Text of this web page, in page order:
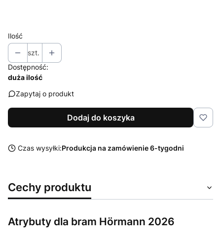
Ilość
szt.
Dostępność:
duża ilość
Zapytaj o produkt
Dodaj do koszyka
Czas wysyłki:Produkcja na zamówienie 6-tygodni
Cechy produktu
Atrybuty dla bram Hörmann 2026